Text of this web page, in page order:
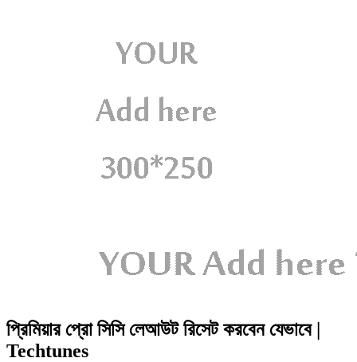
প্রিমিয়ার প্রো সিসি লেআউট রিসেট করবেন যেভাবে |
Techtunes